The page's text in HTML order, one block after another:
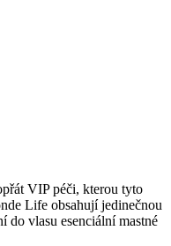
VIP péči, kterou tyto
Life obsahují jedinečnou
do vlasu esenciální mastné